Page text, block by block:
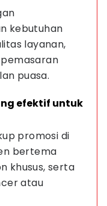
kebutuhan
layanan,
puasa.
efektif untuk
promosi di
bertema
khusus, serta
atau